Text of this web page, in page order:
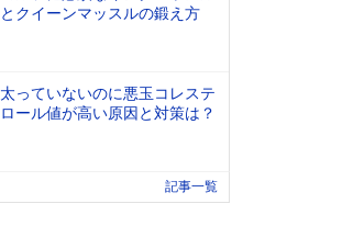
とクイーンマッスルの鍛え方
太っていないのに悪玉コレステ
ロール値が高い原因と対策は？
記事一覧